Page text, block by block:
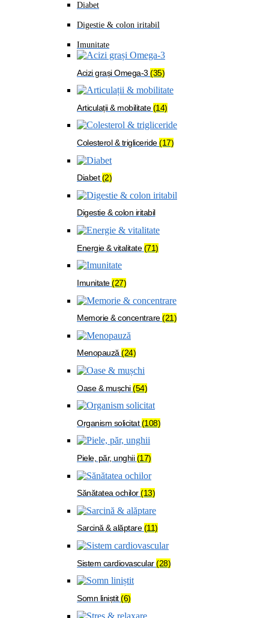
Diabet
Digestie & colon iritabil
Imunitate
Acizi grași Omega-3 (35)
Articulații & mobilitate(14)
Colesterol & trigliceride(17)
Diabet(2)
Digestie & colon iritabil
Energie & vitalitate(71)
Imunitate(27)
Memorie & concentrare(21)
Menopauză(24)
Oase & mușchi(54)
Organism solicitat(108)
Piele, păr, unghii(17)
Sănătatea ochilor(13)
Sarcină & alăptare(11)
Sistem cardiovascular(28)
Somn liniștit(6)